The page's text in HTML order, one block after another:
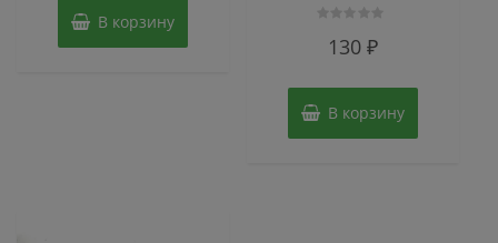
В корзину
130 ₽
В корзину